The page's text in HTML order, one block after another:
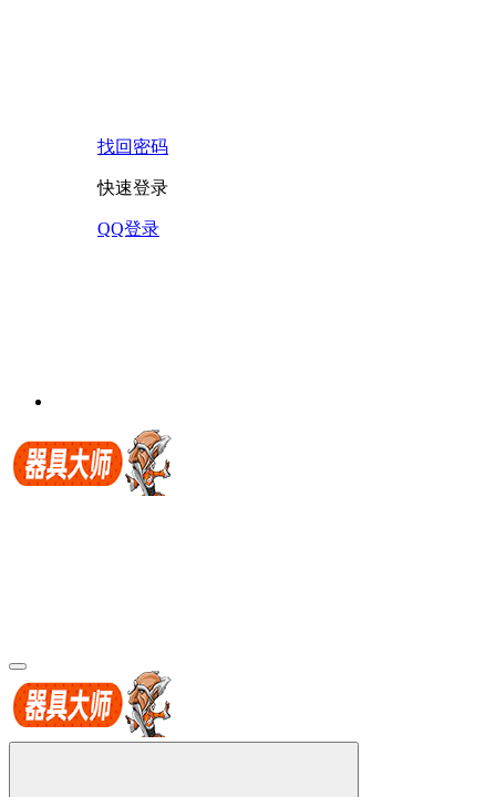
找回密码
快速登录
QQ登录